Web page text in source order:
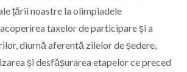
țării noastre la olimpiadele
taxelor de participare și a
diurnă aferentă zilelor de ședere,
și desfășurarea etapelor ce preced